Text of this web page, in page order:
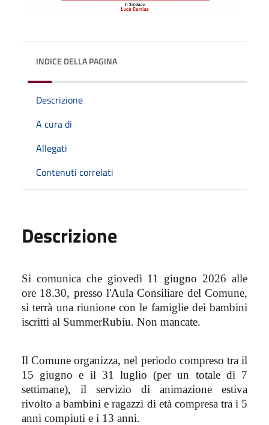
INDICE DELLA PAGINA
Descrizione
A cura di
Allegati
Contenuti correlati
Descrizione
Si comunica che giovedì 11 giugno 2026 alle
ore 18.30, presso l'Aula Consiliare del Comune,
si terrà una riunione con le famiglie dei bambini
iscritti al SummerRubiu. Non mancate.
Il Comune organizza, nel periodo compreso tra il
15 giugno e il 31 luglio (per un totale di 7
settimane), il servizio di animazione estiva
rivolto a bambini e ragazzi di età compresa tra i 5
anni compiuti e i 13 anni.